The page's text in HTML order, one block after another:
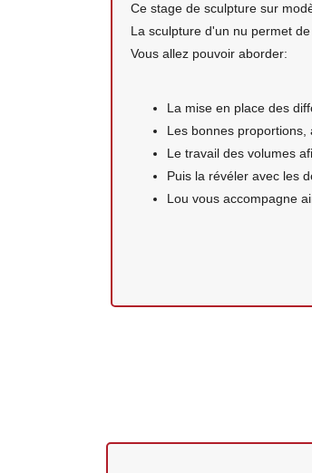
Ce stage de sculpture sur
La sculpture d'un nu permet
Vous allez pouvoir aborder:
La mise en place des
Les bonnes proportions,
Le travail des volumes
Puis la révéler avec les
Lou vous accompagne